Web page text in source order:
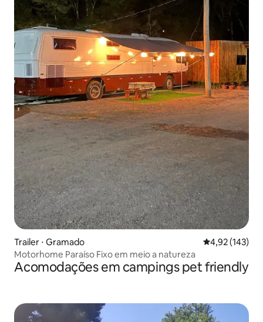
Trailer ⋅ Gramado 4,92 de uma
4,92 (143)
Motorhome Paraíso Fixo em meio a natureza
Acomodações em campings pet friendly